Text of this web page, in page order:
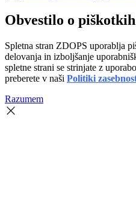
Obvestilo o piškotkih
Spletna stran ZDOPS uporablja
delovanja in izboljšanje
spletne strani se strinjate z
preberete v naši Politiki
Razumem